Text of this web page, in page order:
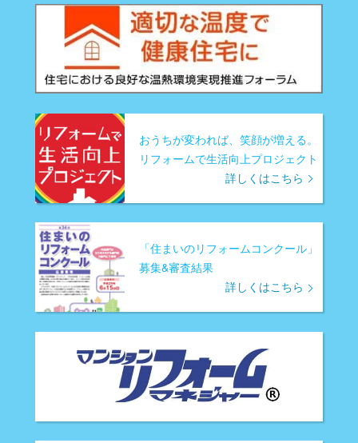
おうちが変われば、笑顔が増える。
リフォームで生活向上プロジェクト
詳しくはこちら
「住まいのリフォームコンクール」
募集&審査結果
詳しくはこちら